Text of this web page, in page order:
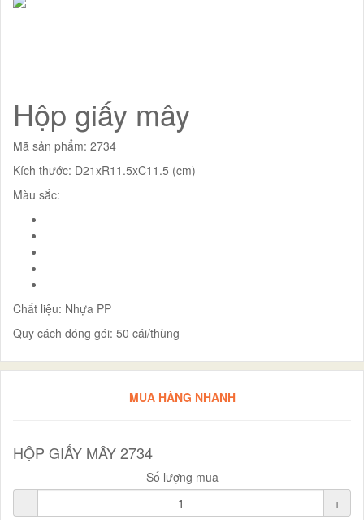
Hộp giấy mây
Mã sản phẩm: 2734
Kích thước: D21xR11.5xC11.5 (cm)
Màu sắc:
Chất liệu: Nhựa PP
Quy cách đóng gói: 50 cái/thùng
MUA HÀNG NHANH
HỘP GIẤY MÂY 2734
Số lượng mua
-
+